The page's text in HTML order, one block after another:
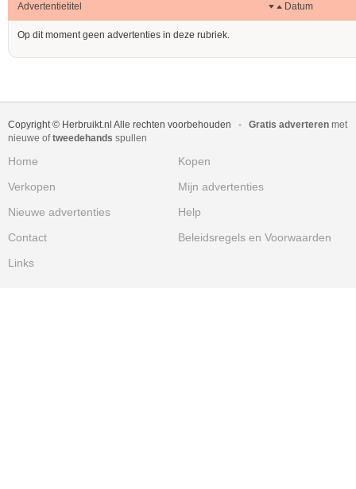
Advertentietitel Datum
Op dit moment geen advertenties in deze rubriek.
Copyright © Herbruikt.nl Alle rechten voorbehouden - Gratis adverteren met
nieuwe oftweedehands spullen
Home
Kopen
Verkopen
Mijn advertenties
Nieuwe advertenties
Help
Contact
Beleidsregels en Voorwaarden
Links